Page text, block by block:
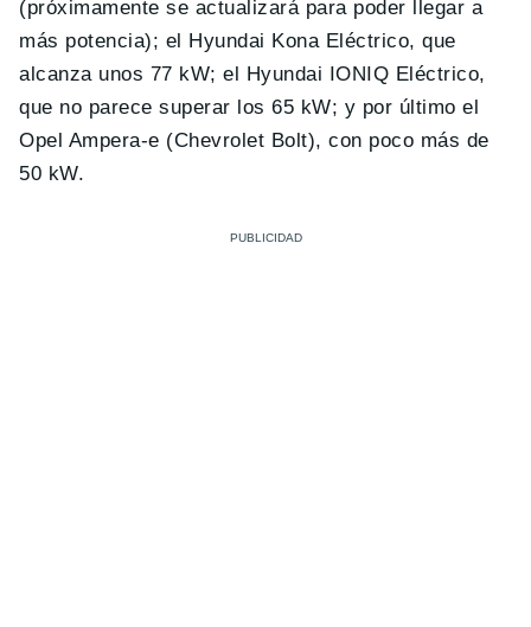
(próximamente se actualizará para poder llegar a
más potencia); el Hyundai Kona Eléctrico, que
alcanza unos 77 kW; el Hyundai IONIQ Eléctrico,
que no parece superar los 65 kW; y por último el
Opel Ampera-e (Chevrolet Bolt), con poco más de
50 kW.